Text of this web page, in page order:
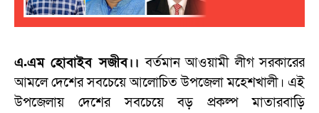
এ.এম হোবাইব সজীব।।বর্তমান আওয়ামী লীগ সরকারের
আমলে দেশের সবচেয়ে আলোচিত উপজেলা মহেশখালী। এই
উপজেলায় দেশের সবচেয়ে বড় প্রকল্প মাতারবাড়ি